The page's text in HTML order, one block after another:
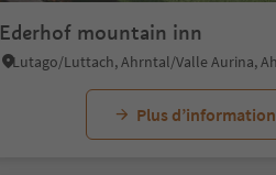
Ederhof mountain inn
Plus d’information